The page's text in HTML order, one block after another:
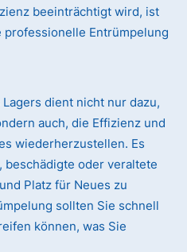
beeinträchtigt wird, ist
professionelle Entrümpelung
dient nicht nur dazu,
auch, die Effizienz und
wiederherzustellen. Es
beschädigte oder veraltete
Platz für Neues zu
sollten Sie schnell
können, was Sie